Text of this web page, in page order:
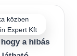
a hibás